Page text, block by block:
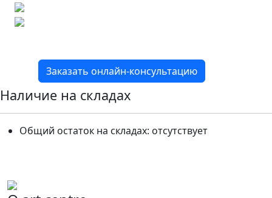
Заказать онлайн-консультацию
Наличие на складах
Общий остаток на складах: отсутствует